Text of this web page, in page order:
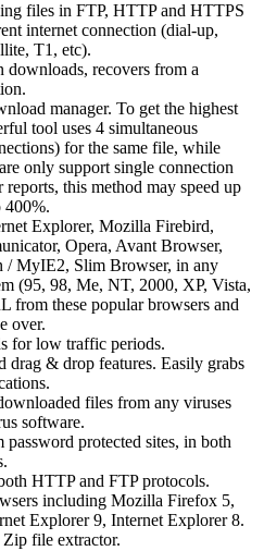
files in FTP, HTTP and HTTPS
internet connection (dial-up,
T1, etc).
downloads, recovers from a
manager. To get the highest
tool uses 4 simultaneous
for the same file, while
only support single connection
this method may speed up
400%.
Explorer, Mozilla Firebird,
Opera, Avant Browser,
/ MyIE2, Slim Browser, in any
(95, 98, Me, NT, 2000, XP, Vista,
from these popular browsers and
over.
for low traffic periods.
drag & drop features. Easily grabs
files from any viruses
software.
protected sites, in both
HTTP and FTP protocols.
including Mozilla Firefox 5,
Explorer 9, Internet Explorer 8.
file extractor.